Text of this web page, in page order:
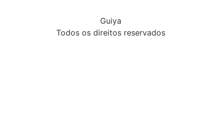
Guiya
Todos os direitos reservados